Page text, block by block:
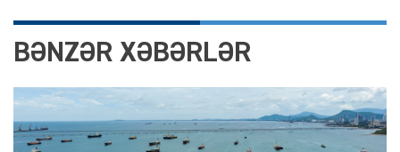
BƏNZƏR XƏBƏRLƏR